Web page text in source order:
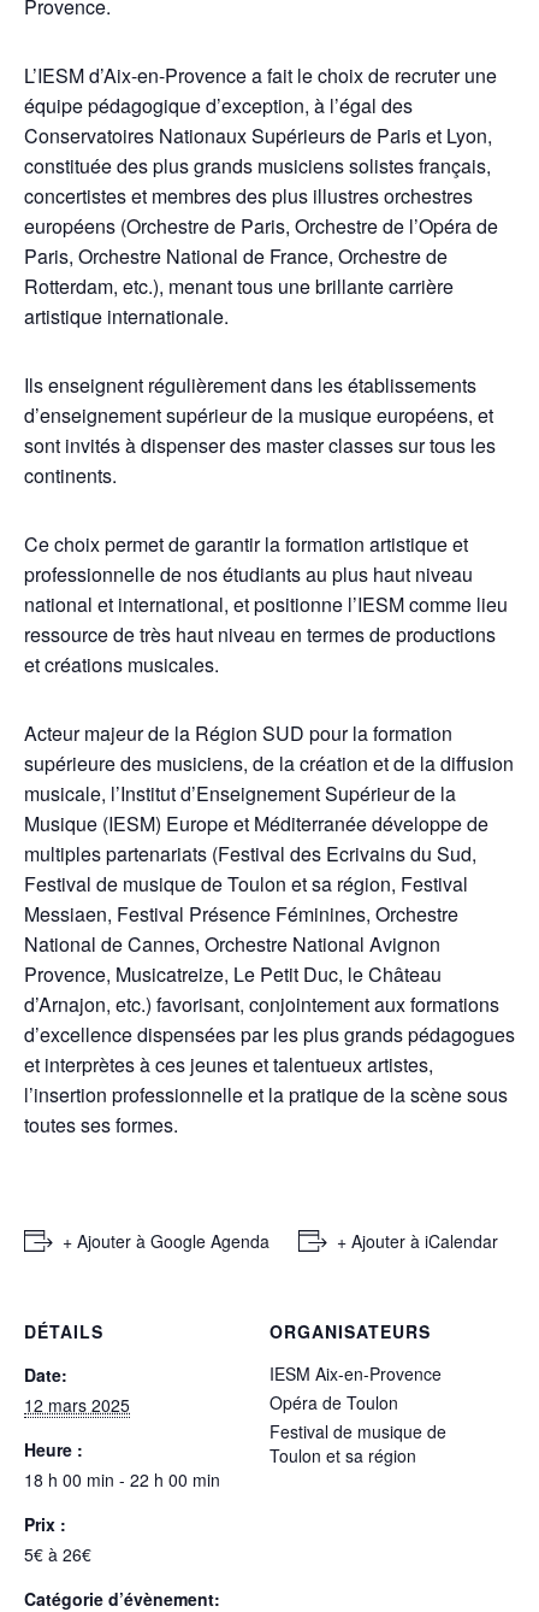
Provence.
L’IESM d’Aix-en-Provence a fait le choix de recruter une
équipe pédagogique d’exception, à l’égal des
Conservatoires Nationaux Supérieurs de Paris et Lyon,
constituée des plus grands musiciens solistes français,
concertistes et membres des plus illustres orchestres
européens (Orchestre de Paris, Orchestre de l’Opéra de
Paris, Orchestre National de France, Orchestre de
Rotterdam, etc.), menant tous une brillante carrière
artistique internationale.
Ils enseignent régulièrement dans les établissements
d’enseignement supérieur de la musique européens, et
sont invités à dispenser des master classes sur tous les
continents.
Ce choix permet de garantir la formation artistique et
professionnelle de nos étudiants au plus haut niveau
national et international, et positionne l’IESM comme lieu
ressource de très haut niveau en termes de productions
et créations musicales.
Acteur majeur de la Région SUD pour la formation
supérieure des musiciens, de la création et de la diffusion
musicale, l’Institut d’Enseignement Supérieur de la
Musique (IESM) Europe et Méditerranée développe de
multiples partenariats (Festival des Ecrivains du Sud,
Festival de musique de Toulon et sa région, Festival
Messiaen, Festival Présence Féminines, Orchestre
National de Cannes, Orchestre National Avignon
Provence, Musicatreize, Le Petit Duc, le Château
d’Arnajon, etc.) favorisant, conjointement aux formations
d’excellence dispensées par les plus grands pédagogues
et interprètes à ces jeunes et talentueux artistes,
l’insertion professionnelle et la pratique de la scène sous
toutes ses formes.
+ Ajouter à Google Agenda + Ajouter à iCalendar
DÉTAILS
Date:
12 mars 2025
Heure :
18 h 00 min - 22 h 00 min
Prix :
5€ à 26€
Catégorie d’évènement:
ORGANISATEURS
IESM Aix-en-Provence
Opéra de Toulon
Festival de musique de
Toulon et sa région